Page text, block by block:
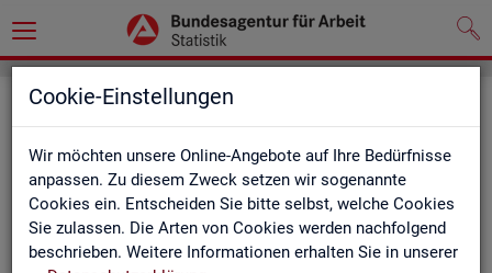
Cookie-Einstellungen
Wir möchten unsere Online-Angebote auf Ihre Bedürfnisse
anpassen. Zu diesem Zweck setzen wir sogenannte
Cookies ein. Entscheiden Sie bitte selbst, welche Cookies
Sie zulassen. Die Arten von Cookies werden nachfolgend
beschrieben. Weitere Informationen erhalten Sie in unserer
Seite emp­feh­len
Fel­der mit einem * sind Pflicht­fel­der und müs­sen aus­ge­füllt
wer­den
Ihre An­ga­ben